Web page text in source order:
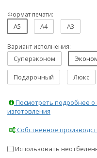
Формат печати:
A5 A4 A3
Вариант исполнения:
Суперэконом
Подарочный Люкс
Посмотреть подробнее о
изготовления
Собственное
Использовать